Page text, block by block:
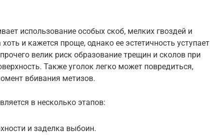
использование особых скоб, мелких гвоздей и
и кажется проще, однако ее эстетичность уступает
велик риск образование трещин и сколов при
Также уголок легко может повредиться,
вбивания метизов.
в несколько этапов:
и заделка выбоин.